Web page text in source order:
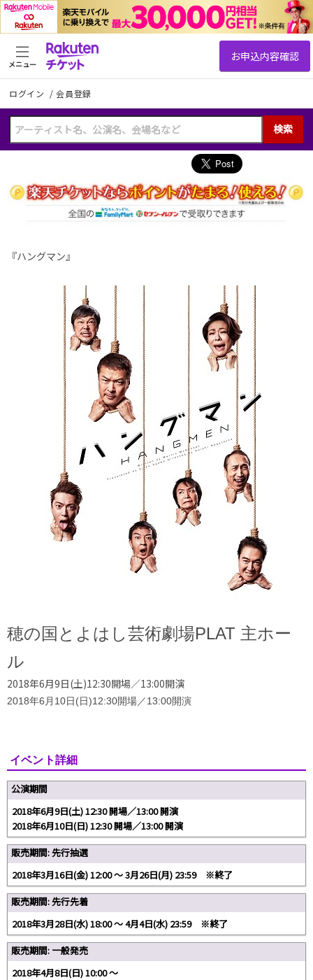
ログイン /会員登録
検索
メニュー
『ハングマン』
穂の国とよはし芸術劇場PLAT 主ホー
ル
2018年6月9日(土)12:30開場／13:00開演
2018年6月10日(日)12:30開場／13:00開演
イベント詳細
公演期間
2018年6月9日(土) 12:30 開場／13:00 開演
2018年6月10日(日) 12:30 開場／13:00 開演
販売期間: 先行抽選
2018年3月16日(金) 12:00 〜 3月26日(月) 23:59 ※終了
販売期間: 先行先着
2018年3月28日(水) 18:00 〜 4月4日(水) 23:59 ※終了
販売期間: 一般発売
2018年4月8日(日) 10:00 〜